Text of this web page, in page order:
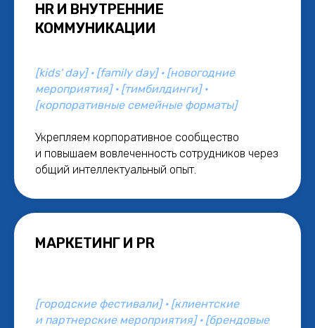
HR И ВНУТРЕННИЕ
КОММУНИКАЦИИ
[kids' day] · [family day] · [новогодние
мероприятия] · [тимбилдинги] ·
[корпоративные семейные форматы]
Укрепляем корпоративное сообщество
и повышаем вовлеченность сотрудников через
общий интеллектуальный опыт.
МАРКЕТИНГ И PR
[городские фестивали] · [клиентские
и партнерские мероприятия] · [брендовые